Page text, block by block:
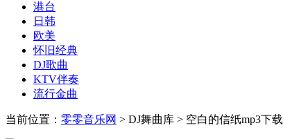
港台
日韩
欧美
怀旧经典
DJ歌曲
KTV伴奏
流行金曲
当前位置： 零零音乐网 > DJ舞曲库 > 空白的信纸mp3下载